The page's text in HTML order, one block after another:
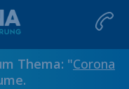
Thema: "Corona